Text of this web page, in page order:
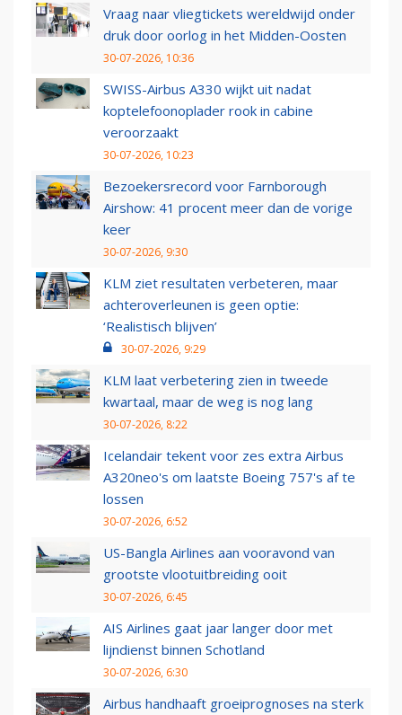
Vraag naar vliegtickets wereldwijd onder
druk door oorlog in het Midden-Oosten
30-07-2026, 10:36
SWISS-Airbus A330 wijkt uit nadat
koptelefoonoplader rook in cabine
veroorzaakt
30-07-2026, 10:23
Bezoekersrecord voor Farnborough
Airshow: 41 procent meer dan de vorige
keer
30-07-2026, 9:30
KLM ziet resultaten verbeteren, maar
achteroverleunen is geen optie:
‘Realistisch blijven’
30-07-2026, 9:29
KLM laat verbetering zien in tweede
kwartaal, maar de weg is nog lang
30-07-2026, 8:22
Icelandair tekent voor zes extra Airbus
A320neo's om laatste Boeing 757's af te
lossen
30-07-2026, 6:52
US-Bangla Airlines aan vooravond van
grootste vlootuitbreiding ooit
30-07-2026, 6:45
AIS Airlines gaat jaar langer door met
lijndienst binnen Schotland
30-07-2026, 6:30
Airbus handhaaft groeiprognoses na sterk